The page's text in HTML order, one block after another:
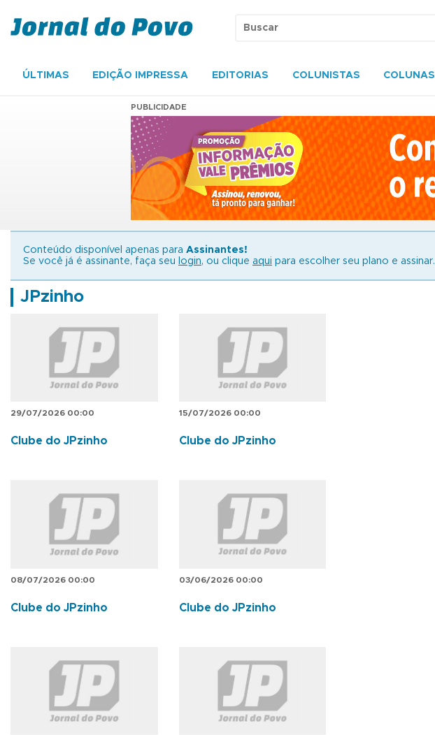
ÚLTIMAS EDIÇÃO IMPRESSA EDITORIAS COLUNISTAS COLUNAS
PUBLICIDADE
Conteúdo disponível apenas para Assinantes!
Se você já é assinante, faça seu
login, ou clique aqui para escolher seu plano e assinar.
JPzinho
29/07/2026 00:00
Clube do JPzinho
15/07/2026 00:00
Clube do JPzinho
08/07/2026 00:00
Clube do JPzinho
03/06/2026 00:00
Clube do JPzinho